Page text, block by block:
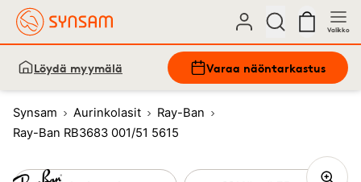
Valikko
Löydä myymälä Varaa näöntarkastus
Synsam Aurinkolasit
Ray-Ban
Ray-Ban RB3683 001/51 5615